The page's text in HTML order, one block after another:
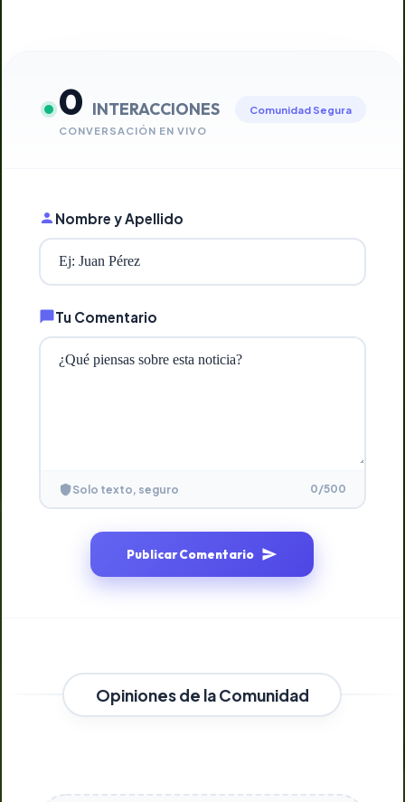
0 INTERACCIONES
CONVERSACIÓN EN VIVO
Comunidad Segura
Nombre y Apellido
Tu Comentario
Solo texto, seguro 0/500
Publicar Comentario
Opiniones de la Comunidad